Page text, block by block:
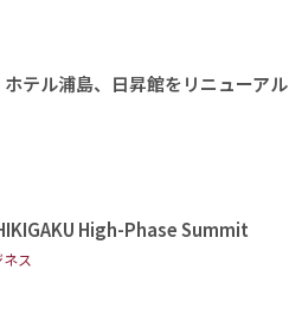
テル浦島、日昇館をリニューアル
High-Phase Summit
ス